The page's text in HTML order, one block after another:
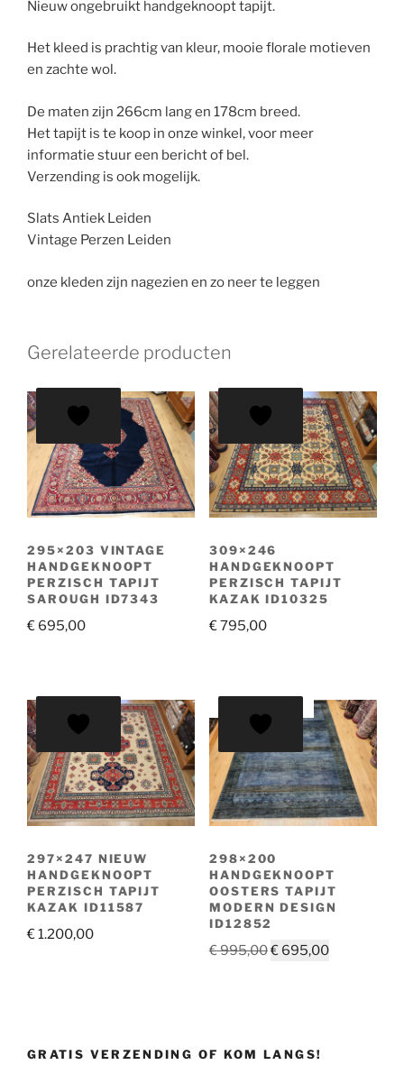
Nieuw ongebruikt handgeknoopt tapijt.
Het kleed is prachtig van kleur, mooie florale motieven
en zachte wol.
De maten zijn 266cm lang en 178cm breed.
Het tapijt is te koop in onze winkel, voor meer
informatie stuur een bericht of bel.
Verzending is ook mogelijk.
Slats Antiek Leiden
Vintage Perzen Leiden
onze kleden zijn nagezien en zo neer te leggen
Gerelateerde producten
295×203 VINTAGE
HANDGEKNOOPT
PERZISCH TAPIJT
SAROUGH ID7343
€ 695,00
309×246
HANDGEKNOOPT
PERZISCH TAPIJT
KAZAK ID10325
€795,00
297×247 NIEUW
HANDGEKNOOPT
PERZISCH TAPIJT
KAZAK ID11587
€1.200,00
AANBIEDING!
298×200
HANDGEKNOOPT
OOSTERS TAPIJT
MODERN DESIGN
ID12852
€995,00Oorspronkelijke
€695,00Huidige
GRATIS VERZENDING OF KOM LANGS!